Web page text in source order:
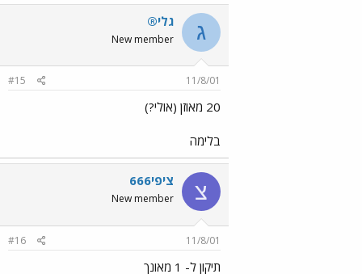
ג גלי®
New member
11/8/01
#15
20 מאוזן (אולי?)
בלימה
צ ציפי666
New member
11/8/01
#16
תיקון ל- 1 מאונך